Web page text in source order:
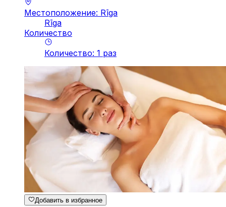
Местоположение: Rīga
Rīga
Количество
Количество: 1 pаз
Добавить в избранное